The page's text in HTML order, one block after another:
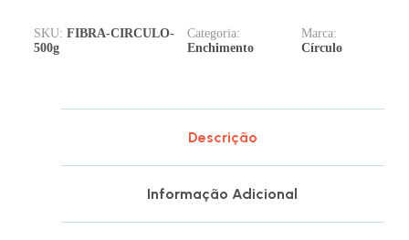
SKU: FIBRA-CIRCULO-
500g
Categoria:
Enchimento
Marca:
Círculo
Descrição
Informação Adicional